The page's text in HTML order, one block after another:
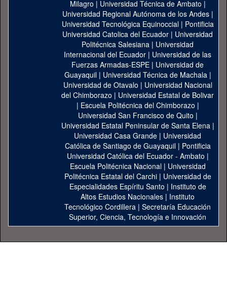
Milagro | Universidad Técnica de Ambato |
Universidad Regional Autónoma de los Andes|
Universidad Tecnológica Equinoccial| Pontificia
Universidad Catolica del Ecuador | Universidad
Politécnica Salesiana | Universidad
Internacional del Ecuador | Universidad de las
Fuerzas Armadas-ESPE | Universidad de
Guayaquil| Universidad Técnica de Machala|
Universidad de Otavalo | Universidad Nacional
del Chimborazo | Universidad Estatal de Bolivar
| Escuela Politécnica del Chimborazo |
Universidad San Francisco de Quito |
Universidad Estatal Peninsular de Santa Elena|
Universidad Casa Grande | Universidad
Católica de Santiago de Guayaquil| Pontificia
Universidad Católica del Ecuador - Ambato |
Escuela Politécnica Nacional| Universidad
Politécnica Estatal del Carchi| Universidad de
Especialidades Espíritu Santo | Instituto de
Altos Estudios Nacionales | Instituto
Tecnológico Cordillera | Secretaría Educación
Superior, Ciencia, Tecnología e Innovación